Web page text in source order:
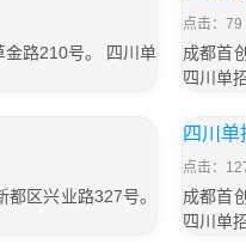
路210号。 四川单
点击：79
成都首
四川单
区兴业路327号。
四川单
点击：
成都首
四川单